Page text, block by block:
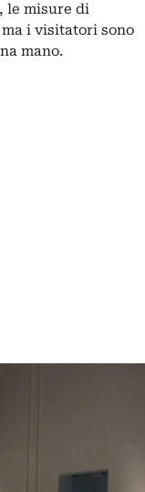
le misure di
i visitatori sono
mano.